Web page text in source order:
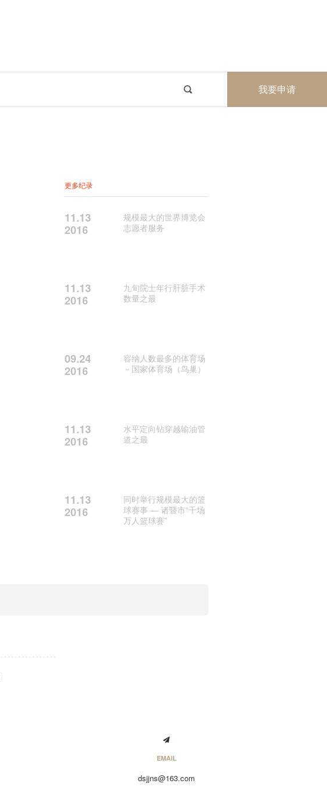
我要申请
更多纪录
11.13
2016
规模最大的世界博览会
志愿者服务
11.13
2016
九旬院士年行肝脏手术
数量之最
09.24
2016
容纳人数最多的体育场
－国家体育场（鸟巢）
11.13
2016
水平定向钻穿越输油管
道之最
11.13
2016
同时举行规模最大的篮
球赛事 — 诸暨市“千场
万人篮球赛”
EMAIL
dsjjns@163.com